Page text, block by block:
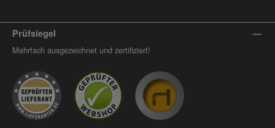
Prüfsiegel
Mehrfach ausgezeichnet und zertifiziert!